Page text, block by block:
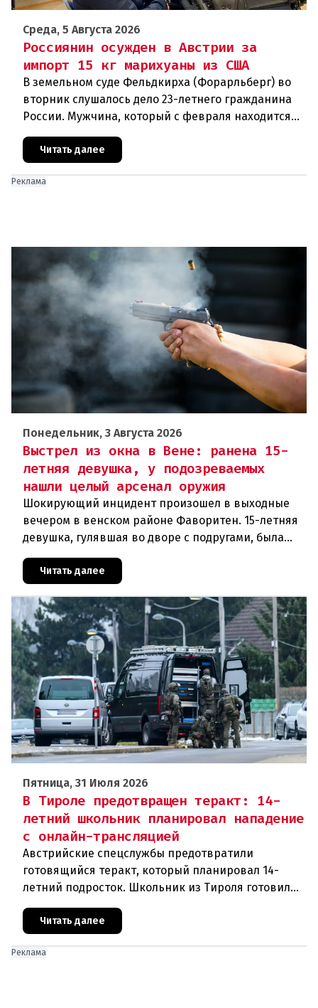
Среда, 5 Августа 2026
Россиянин осужден в Австрии за
импорт 15 кг марихуаны из США
В земельном суде Фельдкирха (Форарльберг) во
вторник слушалось дело 23-летнего гражданина
России. Мужчина, который с февраля находится
под стражей, обвинялся в том, что на протяжении
полугода организо
Читать далее
Реклама
Понедельник, 3 Августа 2026
Выстрел из окна в Вене: ранена 15-
летняя девушка, у подозреваемых
нашли целый арсенал оружия
Шокирующий инцидент произошел в выходные
вечером в венском районе Фаворитен. 15-летняя
девушка, гулявшая во дворе с подругами, была
ранена выстрелом из пневматического оружия.
Полиция задержала двух п
Читать далее
Пятница, 31 Июля 2026
В Тироле предотвращен теракт: 14-
летний школьник планировал нападение
с онлайн-трансляцией
Австрийские спецслужбы предотвратили
готовящийся теракт, который планировал 14-
летний подросток. Школьник из Тироля готовил
нападение на религиозные учреждения и
намеревался транслировать свои действи
Читать далее
Реклама